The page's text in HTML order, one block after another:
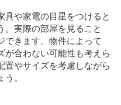
具や家電の目星をつけると
。実際の部屋を見ること
できます。物件によって
が合わない可能性も考えら
置やサイズを考慮しながら
。